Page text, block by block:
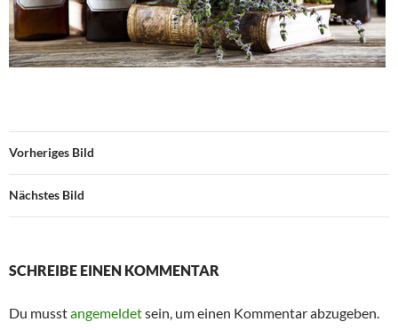
Vorheriges Bild
Nächstes Bild
SCHREIBE EINEN KOMMENTAR
Du musstangemeldetsein, um einen Kommentar abzugeben.